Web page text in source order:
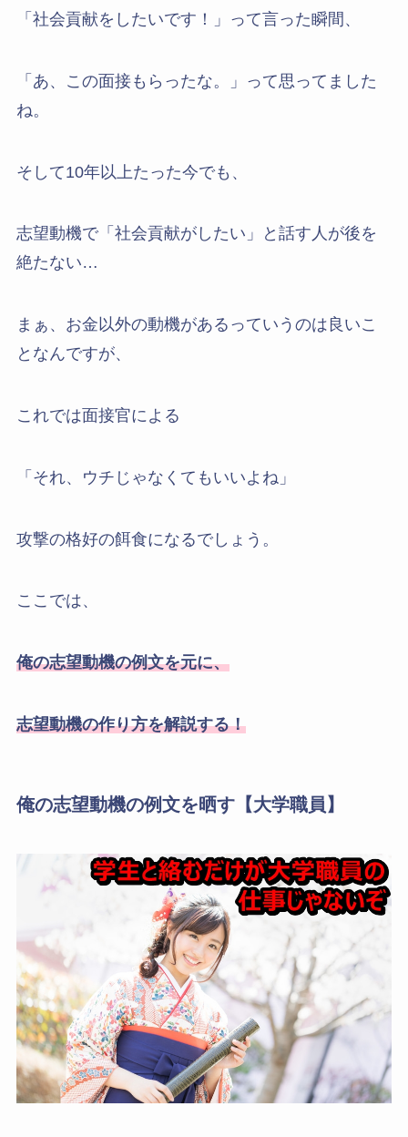
「社会貢献をしたいです！」って言った瞬間、
「あ、この面接もらったな。」って思ってました
ね。
そして10年以上たった今でも、
志望動機で「社会貢献がしたい」と話す人が後を
絶たない…
まぁ、お金以外の動機があるっていうのは良いこ
となんですが、
これでは面接官による
「それ、ウチじゃなくてもいいよね」
攻撃の格好の餌食になるでしょう。
ここでは、
俺の志望動機の例文を元に、
志望動機の作り方を解説する！
俺の志望動機の例文を晒す【大学職員】